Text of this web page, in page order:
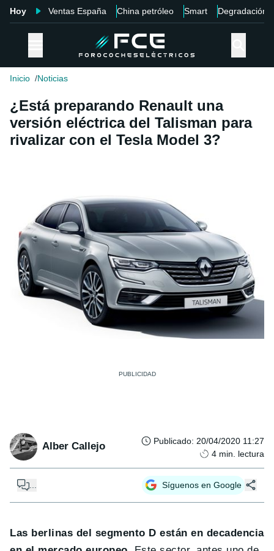
Hoy Ventas España China petróleo Smart Degradación
Inicio Noticias
¿Está preparando Renault una
versión eléctrica del Talisman para
rivalizar con el Tesla Model 3?
Alber Callejo Publicado: 20/04/2020 11:27
4 min. lectura
Síguenos en Google
Las berlinas del segmento D están en decadencia